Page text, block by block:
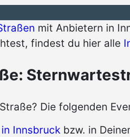
mit Anbietern in
findest du hier alle
Die folgenden
Innsbruck bzw. in